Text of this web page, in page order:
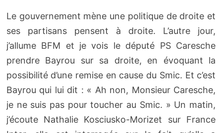
Le gouvernement mène une politique de droite et
ses partisans pensent à droite. L’autre jour,
j’allume BFM et je vois le député PS Caresche
prendre Bayrou sur sa droite, en évoquant la
possibilité d’une remise en cause du Smic. Et c’est
Bayrou qui lui dit : « Ah non, Monsieur Caresche,
je ne suis pas pour toucher au Smic. » Un matin,
j’écoute Nathalie Kosciusko-Morizet sur France